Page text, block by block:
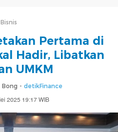
Pertama di
Hadir, Libatkan
UMKM
Bong - detikFinance
2025 19:17 WIB